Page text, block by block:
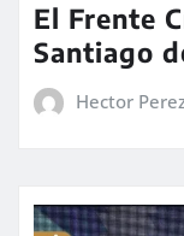
El Frente
Santiago
Hector